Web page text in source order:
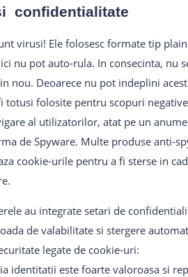
confidentialitate
virusi! Ele folosesc formate tip
nu pot auto-rula. In consecinta, nu
nou. Deoarece nu pot indeplini
totusi folosite pentru scopuri
al utilizatorilor, atat pe un
de Spyware. Multe produse anti-
cookie-urile pentru a fi sterse in
au integrate setari de
de valabilitate si stergere
legate de cookie-uri:
identitatii este foarte valoroasa si